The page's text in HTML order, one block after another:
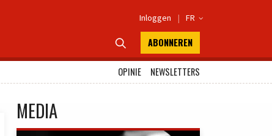
Inloggen | FR 
 ABONNEREN
OPINIE
NEWSLETTERS
MEDIA